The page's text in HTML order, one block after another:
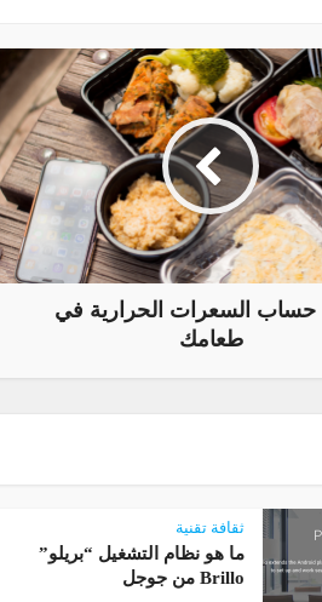
حساب السعرات الحرارية في
طعامك
ثقافة تقنية
ما هو نظام التشغيل “بريلو”
Brillo من جوجل